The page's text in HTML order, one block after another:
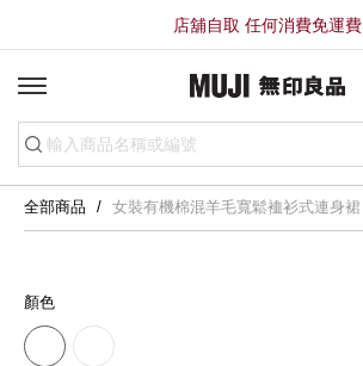
店舖自取 任何消費免運費
全部商品 女裝有機棉混羊毛寬鬆裇衫式連身裙
顏色